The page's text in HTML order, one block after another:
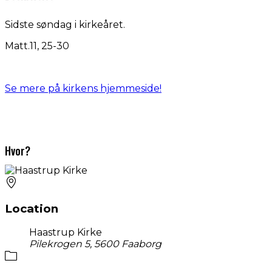
Sidste søndag i kirkeåret.
Matt.11, 25-30
Se mere på kirkens hjemmeside!
Hvor?
Location
Haastrup Kirke
Pilekrogen 5, 5600 Faaborg